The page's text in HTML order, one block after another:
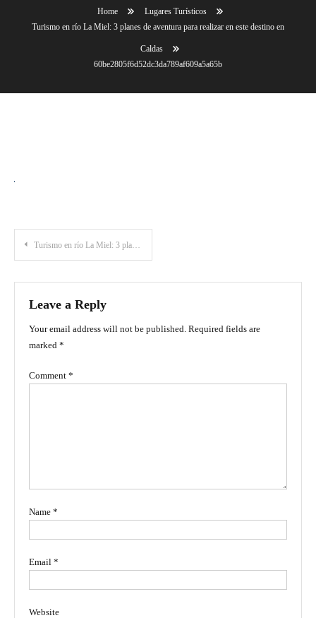
Home
Lugares Turísticos
Turismo en río La Miel: 3 planes de aventura para realizar en este destino en
Caldas
60be2805f6d52dc3da789af609a5a65b
Post
navigation
Turismo en río La Miel: 3 planes de aventura para realizar en este destino en Caldas
Leave a Reply
Your email address will not be published. Required fields are
marked *
Comment *
Name *
Email *
Website